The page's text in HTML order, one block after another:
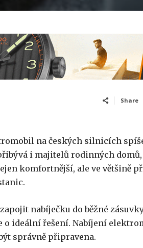
Share
na českých silnicích
i majitelů rodinných
komfortnější, ale ve většině
nabíječku do běžné
o ideální řešení. Nabíjení
správně připravena.